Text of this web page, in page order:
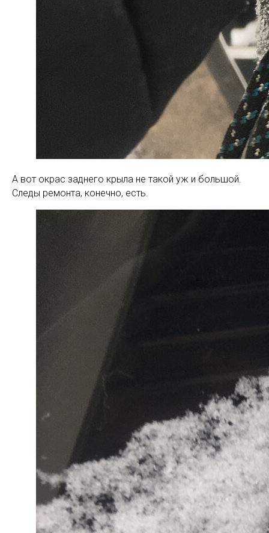
А вот окрас заднего крыла не такой уж и большой.
Следы ремонта, конечно, есть.